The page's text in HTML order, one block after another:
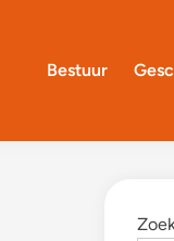
Bestuur